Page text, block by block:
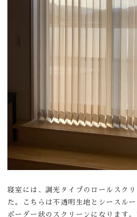
寝室には、調光タイプのロールスク
た。こちらは不透明生地とシースル
ボーダー状のスクリーンになります